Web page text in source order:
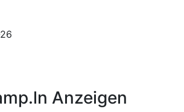
Anzeigen